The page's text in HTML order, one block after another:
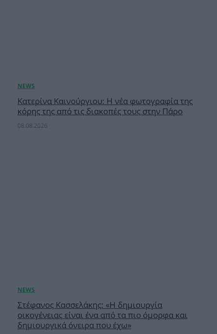
Κατερίνα Καινούργιου: Η νέα φωτογραφία της
κόρης της από τις διακοπές τους στην Πάρο
08.08.2026
Στέφανος Κασσελάκης: «Η δημιουργία
οικογένειας είναι ένα από τα πιο όμορφα και
δημιουργικά όνειρα που έχω»